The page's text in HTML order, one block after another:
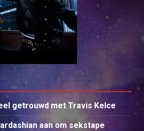
getrouwd met Travis Kelce
aan om sekstape